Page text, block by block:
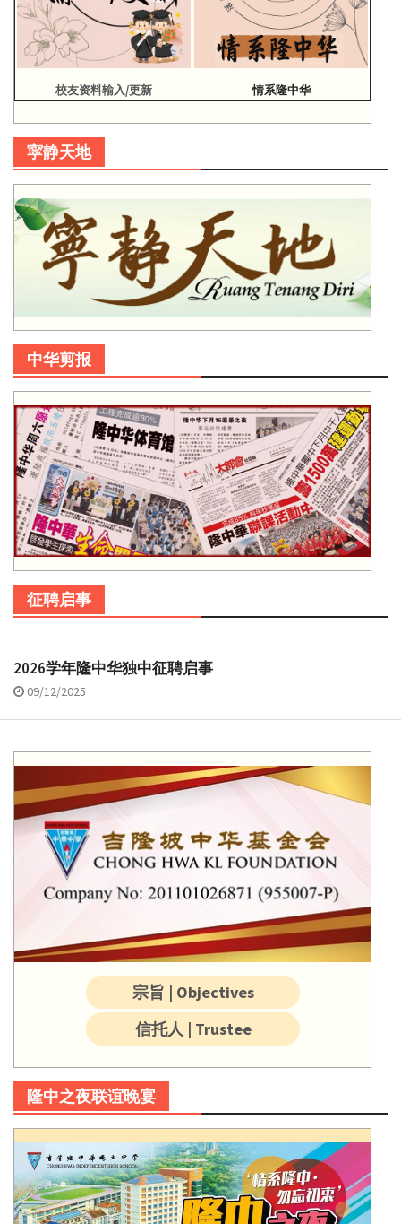
校友资料输入/更新 情系隆中华
寜静天地
中华剪报
征聘启事
2026学年隆中华独中征聘启事
09/12/2025
宗旨 | Objectives
信托人 | Trustee
隆中之夜联谊晚宴